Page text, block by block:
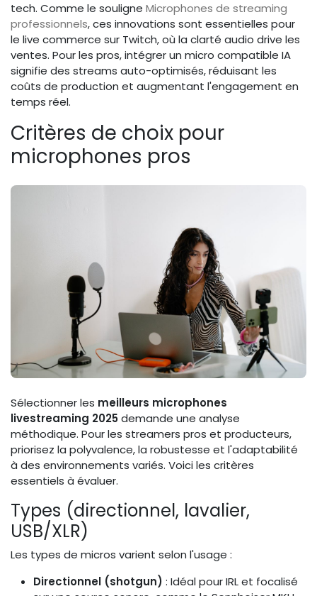
tech. Comme le souligne Microphones de streaming
professionnels, ces innovations sont essentielles pour
le live commerce sur Twitch, où la clarté audio drive les
ventes. Pour les pros, intégrer un micro compatible IA
signifie des streams auto-optimisés, réduisant les
coûts de production et augmentant l'engagement en
temps réel.
Critères de choix pour
microphones pros
Sélectionner les meilleurs microphones
livestreaming 2025demande une analyse
méthodique. Pour les streamers pros et producteurs,
priorisez la polyvalence, la robustesse et l'adaptabilité
à des environnements variés. Voici les critères
essentiels à évaluer.
Types (directionnel, lavalier,
USB/XLR)
Les types de micros varient selon l'usage :
Directionnel (shotgun) : Idéal pour IRL et focalisé